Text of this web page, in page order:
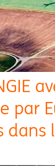
par